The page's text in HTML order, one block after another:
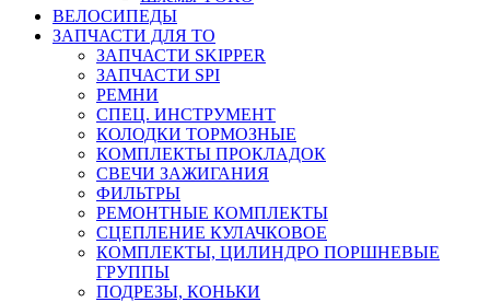
ВЕЛОСИПЕДЫ
ЗАПЧАСТИ ДЛЯ ТО
ЗАПЧАСТИ SKIPPER
ЗАПЧАСТИ SPI
РЕМНИ
СПЕЦ. ИНСТРУМЕНТ
КОЛОДКИ ТОРМОЗНЫЕ
КОМПЛЕКТЫ ПРОКЛАДОК
СВЕЧИ ЗАЖИГАНИЯ
ФИЛЬТРЫ
РЕМОНТНЫЕ КОМПЛЕКТЫ
СЦЕПЛЕНИЕ КУЛАЧКОВОЕ
КОМПЛЕКТЫ, ЦИЛИНДРО ПОРШНЕВЫЕ
ГРУППЫ
ПОДРЕЗЫ, КОНЬКИ